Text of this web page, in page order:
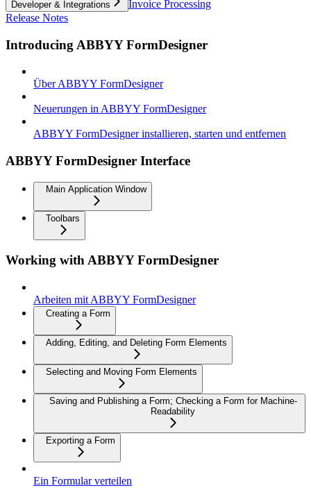
Developer & Integrations
Invoice Processing
Release Notes
Introducing ABBYY FormDesigner
Über ABBYY FormDesigner
Neuerungen in ABBYY FormDesigner
ABBYY FormDesigner installieren, starten und entfernen
ABBYY FormDesigner Interface
Main Application Window
Toolbars
Working with ABBYY FormDesigner
Arbeiten mit ABBYY FormDesigner
Creating a Form
Adding, Editing, and Deleting Form Elements
Selecting and Moving Form Elements
Saving and Publishing a Form; Checking a Form for Machine-
Readability
Exporting a Form
Ein Formular verteilen